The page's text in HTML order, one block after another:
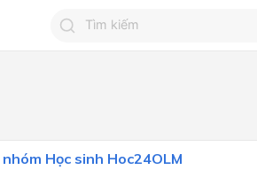
nhóm Học sinh Hoc24OLM